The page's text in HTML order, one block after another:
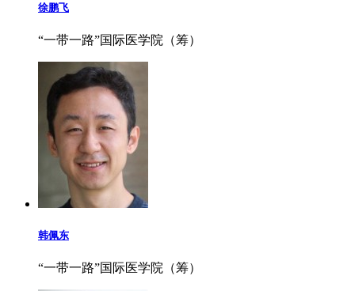
徐鹏飞
“一带一路”国际医学院（筹）
韩佩东
“一带一路”国际医学院（筹）